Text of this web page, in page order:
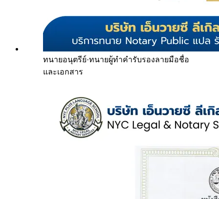
ทนายอนุตรีย์·ทนายผู้ทำคำรับรองลายมือชื่อ
และเอกสาร